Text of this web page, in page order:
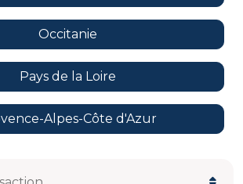
Occitanie
Pays de la Loire
Alpes-Côte d'Azur